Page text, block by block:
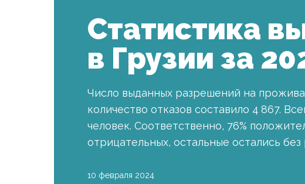
Статистика
в Грузии за
Число выданных разрешений на
количество отказов составило 4 867.
человек. Соответственно, 76%
отрицательных, остальные остались
10 февраля 2024